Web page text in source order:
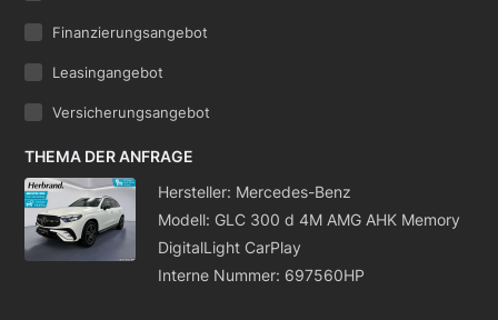
Finanzierungsangebot
Leasingangebot
Versicherungsangebot
THEMA DER ANFRAGE
Hersteller: Mercedes-Benz
Modell: GLC 300 d 4M AMG AHK Memory
DigitalLight CarPlay
Interne Nummer: 697560HP